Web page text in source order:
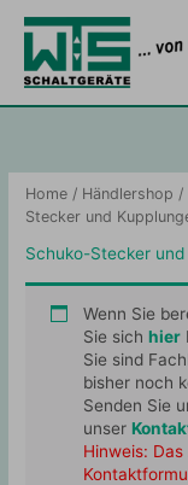
Inhalt
springen
Home / Händlershop /
Stecker und
Schuko-Stecker und
Wenn Sie
Sie sich hier
Sie sind
bisher noch
Senden Sie
unser
Hinweis: